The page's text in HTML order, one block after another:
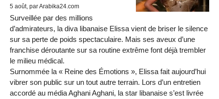
5 août, par Arabika24.com
Surveillée par des millions
d’admirateurs, la diva libanaise Elissa vient de briser le silence
sur sa perte de poids spectaculaire. Mais ses aveux d’une
franchise déroutante sur sa routine extrême font déjà trembler
le milieu médical.
Surnommée la « Reine des Émotions », Elissa fait aujourd’hui
vibrer son public sur un tout autre terrain. Lors d’un entretien
accordé au média Aghani Aghani, la star libanaise s’est livrée